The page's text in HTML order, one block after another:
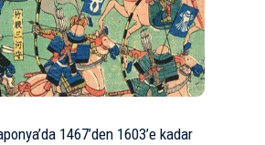
1467’den 1603’e kadar